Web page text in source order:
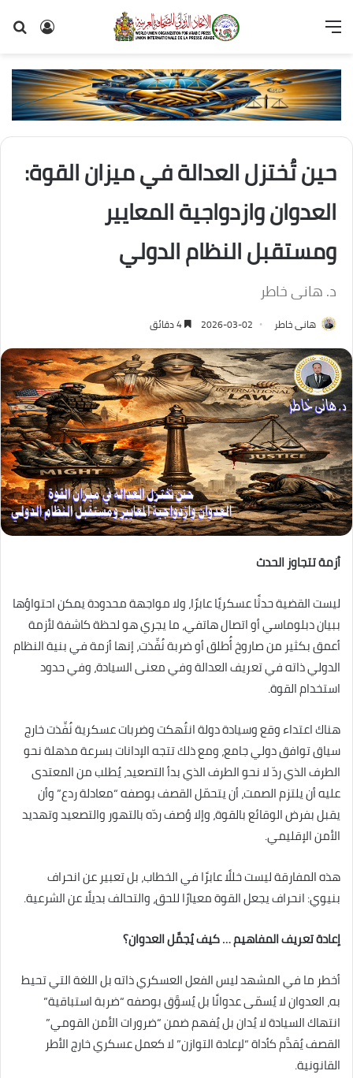
تسجيل
القائمة
حين تُختزل العدالة في ميزان القوة:
العدوان وازدواجية المعايير
ومستقبل النظام الدولي
د. هانى خاطر
هانى خاطر 2026-03-02
أزمة تتجاوز الحدث
ليست القضية حدثًا عسكريًا عابرًا، ولا مواجهة محدودة يمكن احتواؤها
ببيان دبلوماسي أو اتصال هاتفي، ما يجري هو لحظة كاشفة لأزمة
أعمق بكثير من صاروخ أُطلق أو ضربة نُفِّذت، إنها أزمة في بنية النظام
الدولي ذاته في تعريف العدالة وفي معنى السيادة، وفي حدود
استخدام القوة.
هناك اعتداء وقع وسيادة دولة انتُهكت وضربات عسكرية نُفِّذت خارج
سياق توافق دولي جامع، ومع ذلك تتجه الإدانات بسرعة مذهلة نحو
الطرف الذي ردّ لا نحو الطرف الذي بدأ التصعيد، يُطلب من المعتدى
عليه أن يلتزم الصمت، أن يتحمّل القصف بوصفه “معادلة ردع” وأن
يقبل بفرض الوقائع بالقوة، وإلا وُصف ردّه بالتهور والتصعيد وتهديد
الأمن الإقليمي.
هذه المفارقة ليست خللًا عابرًا في الخطاب، بل تعبير عن انحراف
بنيوي: انحراف يجعل القوة معيارًا للحق، والتحالف بديلًا عن الشرعية.
إعادة تعريف المفاهيم … كيف يُجمَّل العدوان؟
أخطر ما في المشهد ليس الفعل العسكري ذاته بل اللغة التي تحيط
به، العدوان لا يُسمّى عدوانًا بل يُسوَّق بوصفه “ضربة استباقية”
انتهاك السيادة لا يُدان بل يُفهم ضمن “ضرورات الأمن القومي”
القصف يُقدَّم كأداة “لإعادة التوازن” لا كعمل عسكري خارج الأطر
القانونية.